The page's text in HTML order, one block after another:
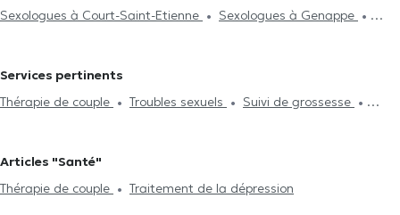
Sexologues à Court-Saint-Etienne
Sexologues à Genappe
Lillois-Witterzée
Sexologues à Nivelles
Sexologues à Sombreffe
Sexologues à Bruxelles
Sexologues
Sexologues à Woluwe-Saint-Pierre
Services pertinents
Thérapie de couple
Troubles sexuels
Suivi de grossesse
Articles "Santé"
Thérapie de couple
Traitement de la dépression